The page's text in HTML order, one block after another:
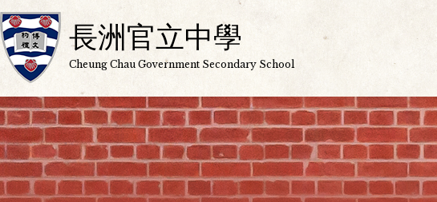
長洲官立中學
Cheung Chau Government Secondary School